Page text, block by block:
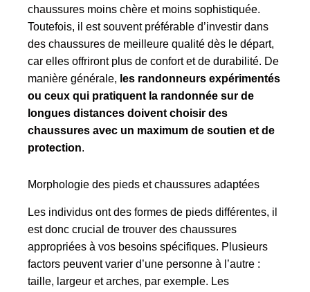
chaussures moins chère et moins sophistiquée.
Toutefois, il est souvent préférable d’investir dans
des chaussures de meilleure qualité dès le départ,
car elles offriront plus de confort et de durabilité. De
manière générale, les randonneurs expérimentés
ou ceux qui pratiquent la randonnée sur de
longues distances doivent choisir des
chaussures avec un maximum de soutien et de
protection.
Morphologie des pieds et chaussures adaptées
Les individus ont des formes de pieds différentes, il
est donc crucial de trouver des chaussures
appropriées à vos besoins spécifiques. Plusieurs
factors peuvent varier d’une personne à l’autre :
taille, largeur et arches, par exemple. Les